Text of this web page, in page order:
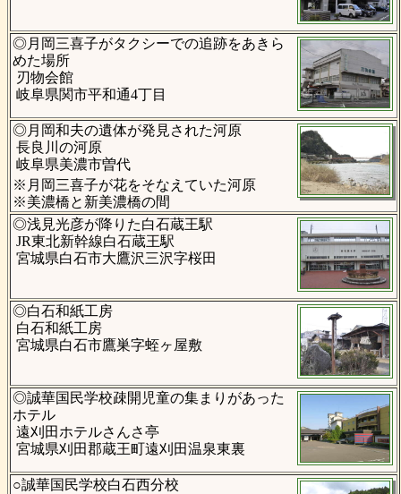
◎月岡三喜子がタクシーでの追跡をあきら
めた場所
刃物会館
岐阜県関市平和通4丁目
◎月岡和夫の遺体が発見された河原
長良川の河原
岐阜県美濃市曽代
※月岡三喜子が花をそなえていた河原
※美濃橋と新美濃橋の間
◎浅見光彦が降りた白石蔵王駅
JR東北新幹線白石蔵王駅
宮城県白石市大鷹沢三沢字桜田
◎白石和紙工房
白石和紙工房
宮城県白石市鷹巣字蛭ヶ屋敷
◎誠華国民学校疎開児童の集まりがあった
ホテル
遠刈田ホテルさんさ亭
宮城県刈田郡蔵王町遠刈田温泉東裏
○誠華国民学校白石西分校